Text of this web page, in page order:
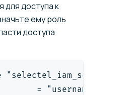
для доступа к
ему роль
доступа
= "username"